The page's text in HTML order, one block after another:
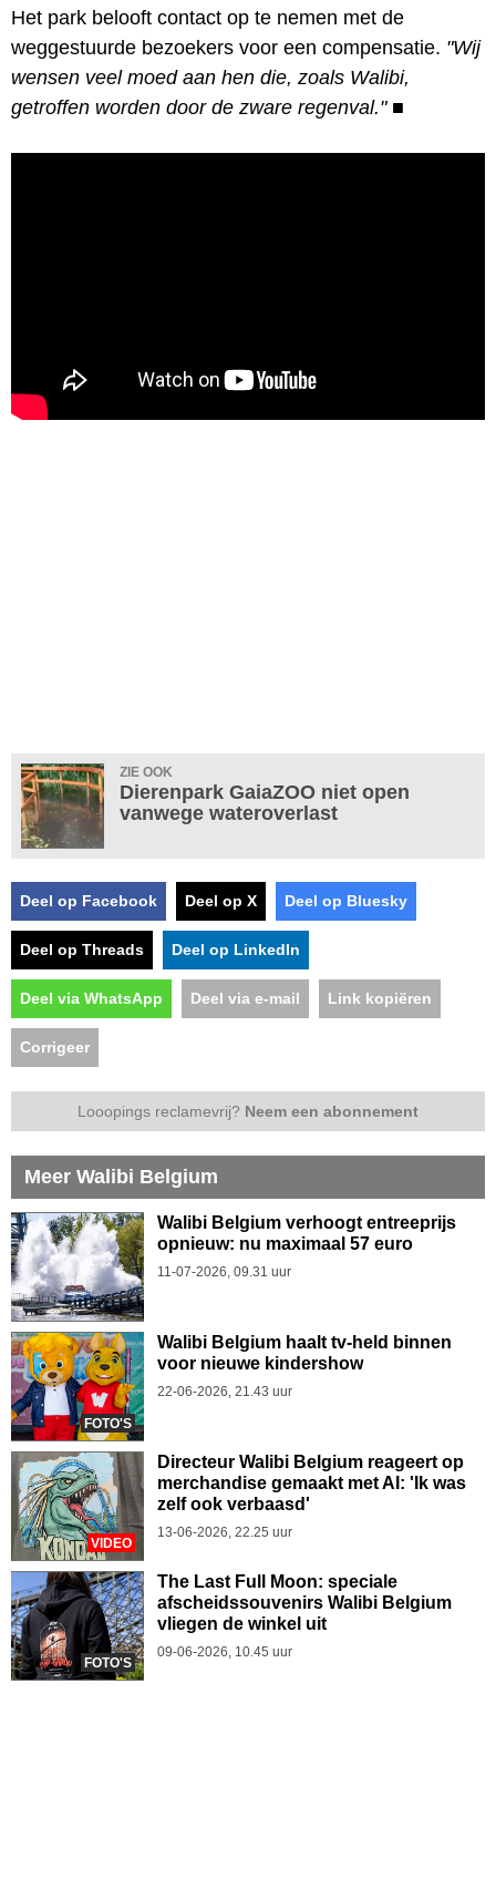
Het park belooft contact op te nemen met de
weggestuurde bezoekers voor een compensatie. "Wij
wensen veel moed aan hen die, zoals Walibi,
getroffen worden door de zware regenval." ■
ZIE OOK
Dierenpark GaiaZOO niet open
vanwege wateroverlast
Deel op Facebook Deel op X Deel op Bluesky
Deel op Threads Deel op LinkedIn
Deel via WhatsApp Deel via e-mail Link kopiëren
Corrigeer
Looopings reclamevrij? Neem een abonnement
Meer Walibi Belgium
Walibi Belgium verhoogt entreeprijs
opnieuw: nu maximaal 57 euro
11-07-2026, 09.31 uur
FOTO'S
Walibi Belgium haalt tv-held binnen
voor nieuwe kindershow
22-06-2026, 21.43 uur
VIDEO
Directeur Walibi Belgium reageert op
merchandise gemaakt met AI: 'Ik was
zelf ook verbaasd'
13-06-2026, 22.25 uur
FOTO'S
The Last Full Moon: speciale
afscheidssouvenirs Walibi Belgium
vliegen de winkel uit
09-06-2026, 10.45 uur